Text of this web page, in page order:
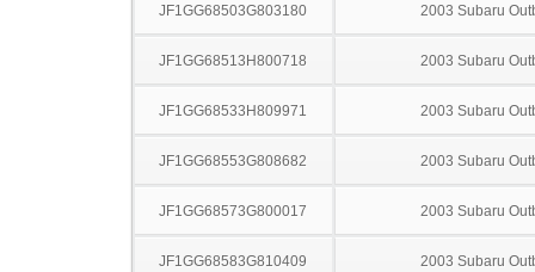
JF1GG68503G803180 2003 Subaru
JF1GG68513H800718 2003 Subaru
JF1GG68533H809971 2003 Subaru
JF1GG68553G808682 2003 Subaru
JF1GG68573G800017 2003 Subaru
JF1GG68583G810409 2003 Subaru